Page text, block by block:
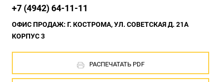
+7 (4942) 64-11-11
ОФИС ПРОДАЖ: Г. КОСТРОМА, УЛ. СОВЕТСКАЯ Д. 21А
КОРПУС 3
РАСПЕЧАТАТЬ PDF